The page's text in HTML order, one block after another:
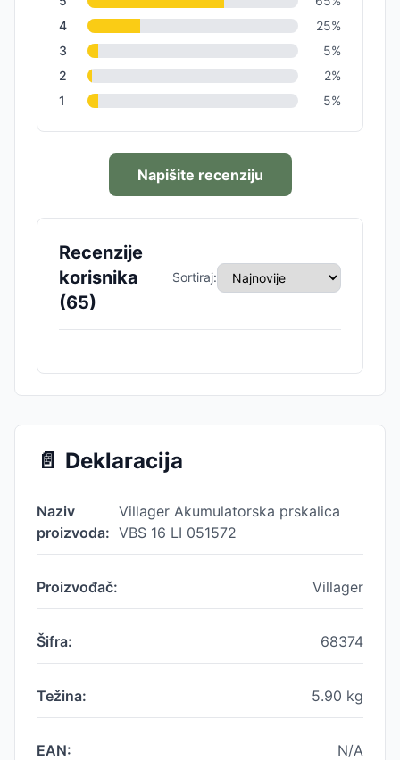
4
25%
3
5%
2
2%
1
5%
Napišite recenziju
Recenzije
korisnika
(65)
Sortiraj:
📄 Deklaracija
Naziv
proizvoda:
Villager Akumulatorska prskalica
VBS 16 LI 051572
Proizvođač: Villager
Šifra: 68374
Težina: 5.90 kg
EAN: N/A